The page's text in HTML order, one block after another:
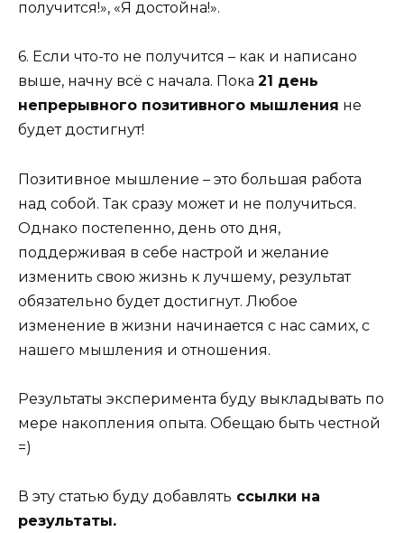
получится!», «Я достойна!».
6. Если что-то не получится – как и написано
выше, начну всё с начала. Пока 21 день
непрерывного позитивного мышления не
будет достигнут!
Позитивное мышление – это большая работа
над собой. Так сразу может и не получиться.
Однако постепенно, день ото дня,
поддерживая в себе настрой и желание
изменить свою жизнь к лучшему, результат
обязательно будет достигнут. Любое
изменение в жизни начинается с нас самих, с
нашего мышления и отношения.
Результаты эксперимента буду выкладывать по
мере накопления опыта. Обещаю быть честной
=)
В эту статью буду добавлять ссылки на
результаты.